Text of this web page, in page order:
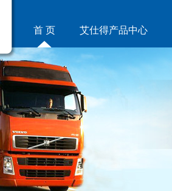
首 页 艾仕得产品中心